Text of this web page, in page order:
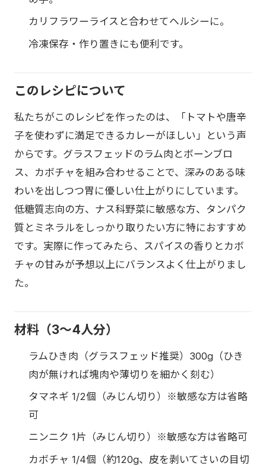
カリフラワーライスと合わせてヘルシーに。
冷凍保存・作り置きにも便利です。
このレシピについて
私たちがこのレシピを作ったのは、「トマトや唐辛
子を使わずに満足できるカレーがほしい」という声
からです。グラスフェッドのラム肉とボーンブロ
ス、カボチャを組み合わせることで、深みのある味
わいを出しつつ胃に優しい仕上がりにしています。
低糖質志向の方、ナス科野菜に敏感な方、タンパク
質とミネラルをしっかり取りたい方に特におすすめ
です。実際に作ってみたら、スパイスの香りとカボ
チャの甘みが予想以上にバランスよく仕上がりまし
た。
材料（3〜4人分）
ラムひき肉（グラスフェッド推奨）300g（ひき
肉が無ければ塊肉や薄切りを細かく刻む）
タマネギ 1/2個（みじん切り）※敏感な方は省略
可
ニンニク 1片（みじん切り）※敏感な方は省略可
カボチャ 1/4個（約120g、皮を剥いてさいの目切